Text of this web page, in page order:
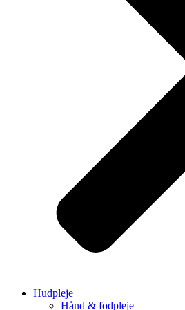
Hudpleje
Hånd & fodpleje